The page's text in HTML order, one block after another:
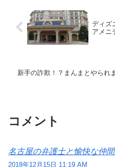
ディズ
アメニ
新手の詐欺！？まんまとやられ
コメント
名古屋の弁護士と愉快な仲
2018年12月15日 11:19 AM